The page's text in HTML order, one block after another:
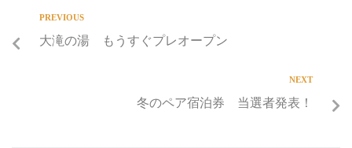
PREVIOUS
大滝の湯 もうすぐプレオープン
NEXT
冬のペア宿泊券 当選者発表！